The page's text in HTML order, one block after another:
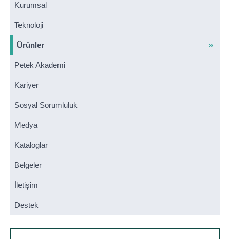
Kurumsal
Teknoloji
Ürünler
Petek Akademi
Kariyer
Sosyal Sorumluluk
Medya
Kataloglar
Belgeler
İletişim
Destek